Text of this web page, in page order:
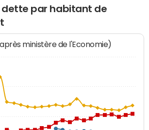
dette par habitant de
ministère de l'Economie)